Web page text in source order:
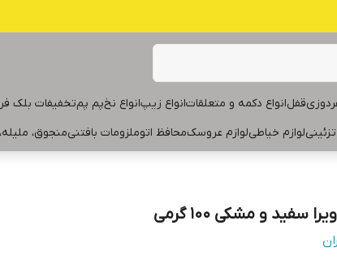
قفلانواع دکمه و متعلقاتانواع زیپانواع نخپم پمتخفیفات بلک
لوازم خیاطیلوازم عروسکمحافظ اتوملزومات بافتنیمنجوق،
سفید و مشکی ۱۰۰ گرمی